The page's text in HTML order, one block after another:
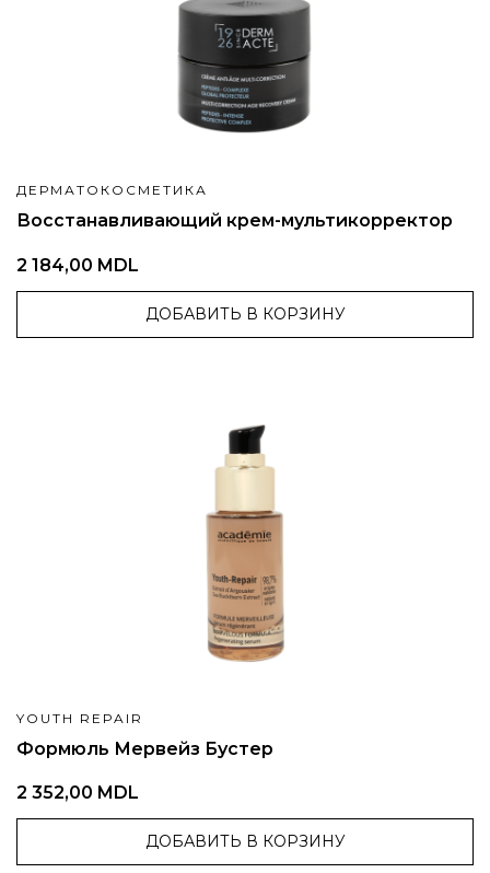
ДЕРМАТОКОСМЕТИКА
Восстанавливающий крем-мультикорректор
2 184,00 MDL
ДОБАВИТЬ В КОРЗИНУ
YOUTH REPAIR
Формюль Мервейз Бустер
2 352,00 MDL
ДОБАВИТЬ В КОРЗИНУ